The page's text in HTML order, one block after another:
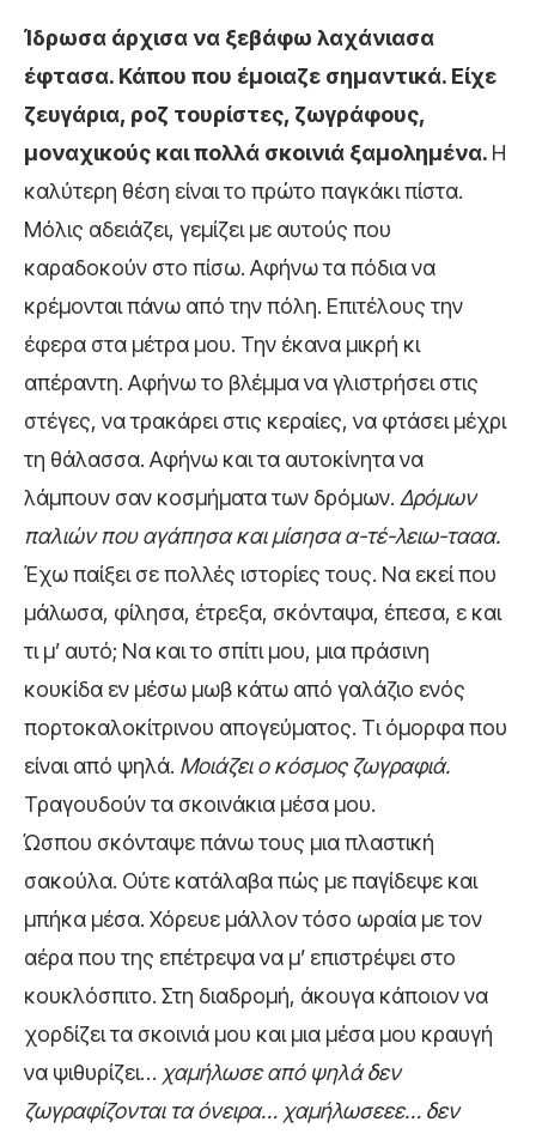
Ίδρωσα άρχισα να ξεβάφω λαχάνιασα
έφτασα. Κάπου που έμοιαζε σημαντικά. Είχε
ζευγάρια, ροζ τουρίστες, ζωγράφους,
μοναχικούς και πολλά σκοινιά ξαμολημένα. Η
καλύτερη θέση είναι το πρώτο παγκάκι πίστα.
Μόλις αδειάζει, γεμίζει με αυτούς που
καραδοκούν στο πίσω. Αφήνω τα πόδια να
κρέμονται πάνω από την πόλη. Επιτέλους την
έφερα στα μέτρα μου. Την έκανα μικρή κι
απέραντη. Αφήνω το βλέμμα να γλιστρήσει στις
στέγες, να τρακάρει στις κεραίες, να φτάσει μέχρι
τη θάλασσα. Αφήνω και τα αυτοκίνητα να
λάμπουν σαν κοσμήματα των δρόμων. Δρόμων
παλιών που αγάπησα και μίσησα α-τέ-λειω-τααα.
Έχω παίξει σε πολλές ιστορίες τους. Να εκεί που
μάλωσα, φίλησα, έτρεξα, σκόνταψα, έπεσα, ε και
τι μ’ αυτό; Να και το σπίτι μου, μια πράσινη
κουκίδα εν μέσω μωβ κάτω από γαλάζιο ενός
πορτοκαλοκίτρινου απογεύματος. Τι όμορφα που
είναι από ψηλά. Μοιάζει ο κόσμος ζωγραφιά.
Τραγουδούν τα σκοινάκια μέσα μου.
Ώσπου σκόνταψε πάνω τους μια πλαστική
σακούλα. Ούτε κατάλαβα πώς με παγίδεψε και
μπήκα μέσα. Χόρευε μάλλον τόσο ωραία με τον
αέρα που της επέτρεψα να μ’ επιστρέψει στο
κουκλόσπιτο. Στη διαδρομή, άκουγα κάποιον να
χορδίζει τα σκοινιά μου και μια μέσα μου κραυγή
να ψιθυρίζει… χαμήλωσε από ψηλά δεν
ζωγραφίζονται τα όνειρα… χαμήλωσεεε… δεν